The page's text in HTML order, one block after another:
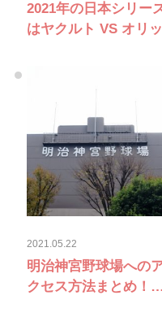
2021年の日本シリー
はヤクルト VS オリ
2021.05.22
明治神宮野球場への
クセス方法まとめ！ど